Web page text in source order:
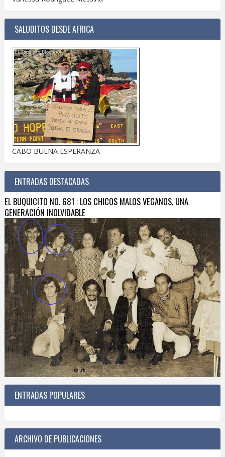
SALUDITOS DESDE AFRICA
CABO BUENA ESPERANZA
ENTRADAS DESTACADAS
EL BUQUICITO NO. 681 : LOS CHICOS MALOS VEGANOS, UNA
GENERACIÓN INOLVIDABLE
ENTRADAS POPULARES
ARCHIVO DE PUBLICACIONES